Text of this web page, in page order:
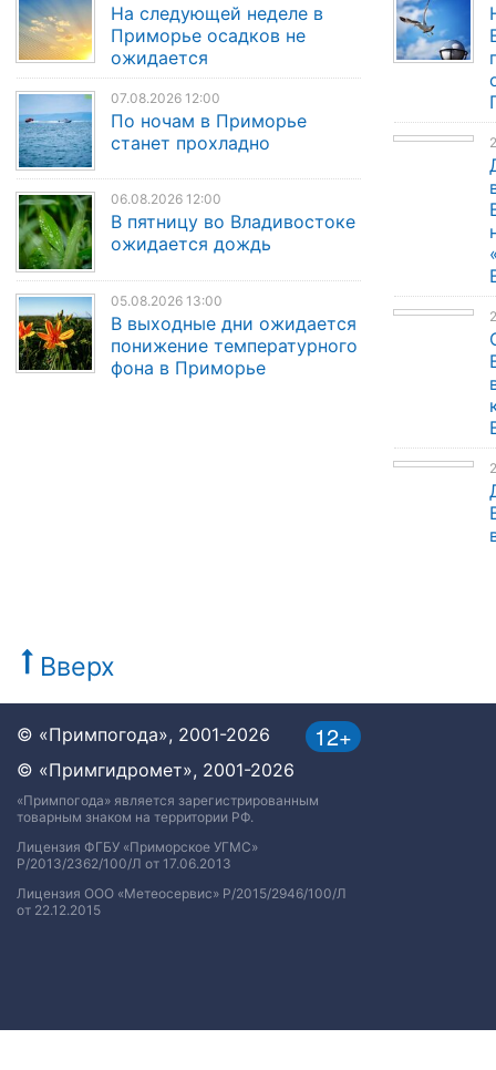
На следующей неделе в
Приморье осадков не
ожидается
07.08.2026 12:00
По ночам в Приморье
станет прохладно
06.08.2026 12:00
В пятницу во Владивостоке
ожидается дождь
05.08.2026 13:00
В выходные дни ожидается
понижение температурного
фона в Приморье
Вверх
12+
© «Примпогода», 2001-2026
© «Примгидромет», 2001-2026
«Примпогода» является зарегистрированным
товарным знаком на территории РФ.
Лицензия ФГБУ «Приморское УГМС»
Р/2013/2362/100/Л от 17.06.2013
Лицензия ООО «Метеосервис» Р/2015/2946/100/Л
от 22.12.2015